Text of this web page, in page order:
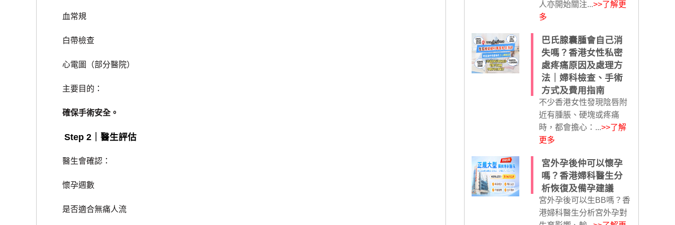
血常規
白帶檢查
心電圖（部分醫院）
主要目的：
確保手術安全。
Step 2｜醫生評估
醫生會確認：
懷孕週數
是否適合無痛人流
人亦開始關注...>>了解更
多
巴氏腺囊腫會自己消
失嗎？香港女性私密
處疼痛原因及處理方
法｜婦科檢查、手術
方式及費用指南
不少香港女性發現陰唇附
近有腫脹、硬塊或疼痛
時，都會擔心：...>>了解
更多
宮外孕後仲可以懷孕
嗎？香港婦科醫生分
析恢復及備孕建議
宮外孕後可以生BB嗎？香
港婦科醫生分析宮外孕對